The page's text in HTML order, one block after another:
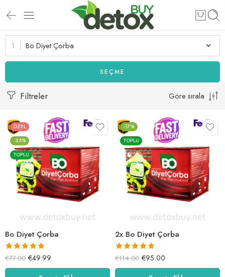
Bo Diyet Çorba
SEÇME
Filtreler Göre sırala
ÖZEL
-35%
TOPLU
Bo Diyet Çorba
5 üzerinden
5.00oy aldı
€77.00 €49.99
-17%
TOPLU
2x Bo Diyet Çorba
5 üzerinden
5.00oy aldı
€114.00 €95.00